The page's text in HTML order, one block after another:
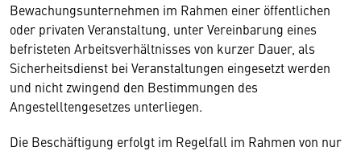
Bewachungsunternehmen im Rahmen einer öffentlichen
oder privaten Veranstaltung, unter Vereinbarung eines
befristeten Arbeitsverhältnisses von kurzer Dauer, als
Sicherheitsdienst bei Veranstaltungen eingesetzt werden
und nicht zwingend den Bestimmungen des
Angestelltengesetzes unterliegen.
Die Beschäftigung erfolgt im Regelfall im Rahmen von nur